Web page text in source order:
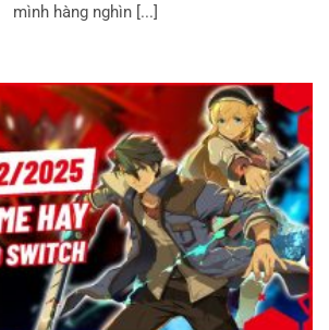
mình hàng nghìn [...]